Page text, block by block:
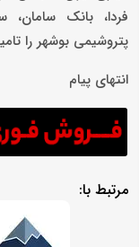
فردا، بانک سامان،
پتروشیمی بوشهر را
انتهای پیام
مرتبط با: